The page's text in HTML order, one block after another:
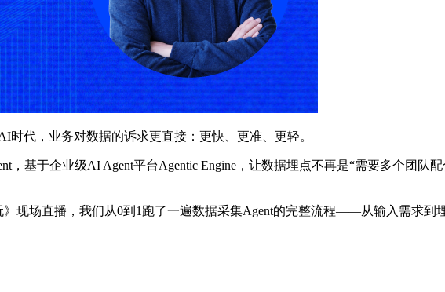
时代，业务对数据的诉求更直接：更快、更准、更轻。
，基于企业级AI Agent平台Agentic Engine，让数据埋点不再是“需要多个团
》现场直播，我们从0到1跑了一遍数据采集Agent的完整流程——从输入需求到